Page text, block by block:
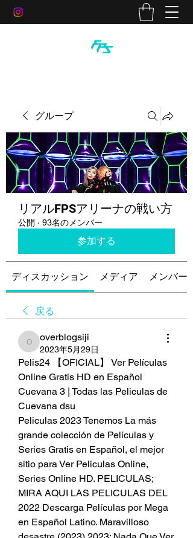
グループ
リアルFPSアリーナの戦い方
公開 · 93名のメンバー
参加する
ディスカッション メディア メンバー
戻る
overblogsiji
overblogsiji
2023年5月29日
Pelis24 【OFICIAL】 Ver Películas
Online Gratis HD en Español
Cuevana 3 | Todas las Peliculas de
Cuevana dsu
Peliculas 2023 Tenemos La más
grande colección de Películas y
Series Gratis en Español, el mejor
sitio para Ver Peliculas Online,
Series Online HD. PELICULAS;
MIRA AQUI LAS PELICULAS DEL
2022 Descarga Películas por Mega
en Español Latino. Maravilloso